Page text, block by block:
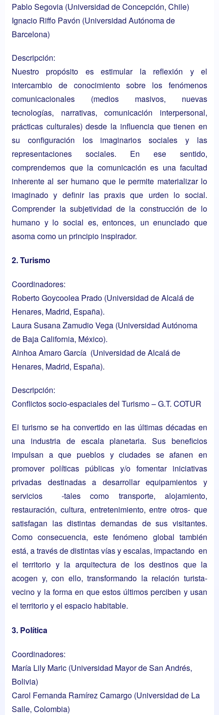
Pablo Segovia (Universidad de Concepción, Chile)
Ignacio Riffo Pavón (Universidad Autónoma de
Barcelona)
Descripción:
Nuestro propósito es estimular la reflexión y el
intercambio de conocimiento sobre los fenómenos
comunicacionales (medios masivos, nuevas
tecnologías, narrativas, comunicación interpersonal,
prácticas culturales) desde la influencia que tienen en
su configuración los imaginarios sociales y las
representaciones sociales. En ese sentido,
comprendemos que la comunicación es una facultad
inherente al ser humano que le permite materializar lo
imaginado y definir las praxis que urden lo social.
Comprender la subjetividad de la construcción de lo
humano y lo social es, entonces, un enunciado que
asoma como un principio inspirador.
2. Turismo
Coordinadores:
Roberto Goycoolea Prado (Universidad de Alcalá de
Henares, Madrid, España).
Laura Susana Zamudio Vega (Universidad Autónoma
de Baja California, México).
Ainhoa Amaro García (Universidad de Alcalá de
Henares, Madrid, España).
Descripción:
Conflictos socio-espaciales del Turismo – G.T. COTUR
El turismo se ha convertido en las últimas décadas en
una industria de escala planetaria. Sus beneficios
impulsan a que pueblos y ciudades se afanen en
promover políticas públicas y/o fomentar iniciativas
privadas destinadas a desarrollar equipamientos y
servicios -tales como transporte, alojamiento,
restauración, cultura, entretenimiento, entre otros- que
satisfagan las distintas demandas de sus visitantes.
Como consecuencia, este fenómeno global también
está, a través de distintas vías y escalas, impactando en
el territorio y la arquitectura de los destinos que la
acogen y, con ello, transformando la relación turista-
vecino y la forma en que estos últimos perciben y usan
el territorio y el espacio habitable.
3. Política
Coordinadores:
María Lily Maric (Universidad Mayor de San Andrés,
Bolivia)
Carol Fernanda Ramírez Camargo (Universidad de La
Salle, Colombia)